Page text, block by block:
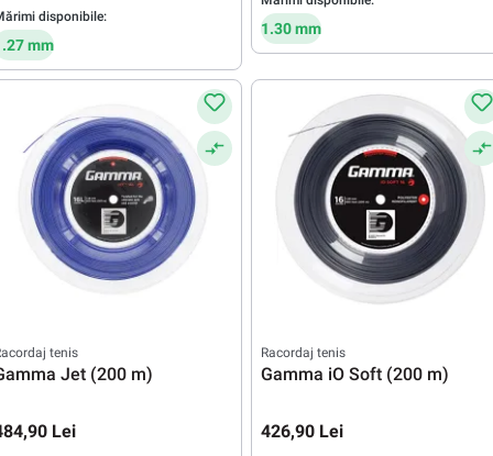
disponibile:
mm
1.30 mm
tenis
Jet (200 m)
Lei
Racordaj tenis
Gamma iO Soft (200 m)
426,90 Lei